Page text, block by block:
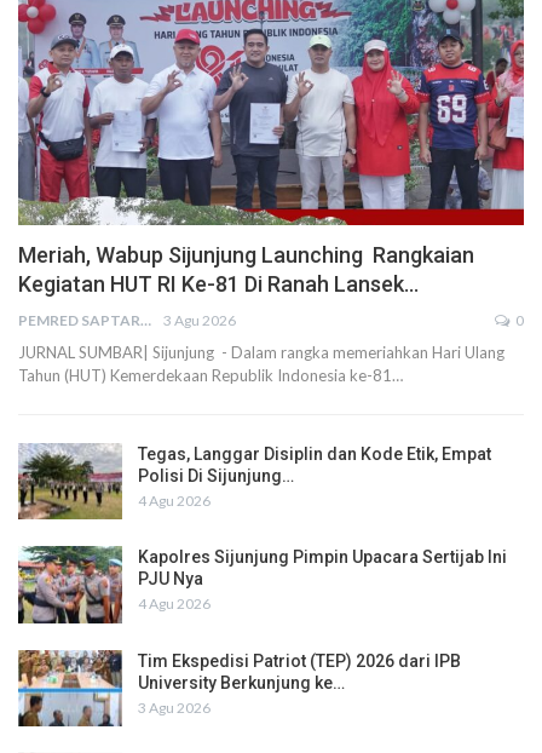
Meriah, Wabup Sijunjung Launching Rangkaian
Kegiatan HUT RI Ke-81 Di Ranah Lansek…
PEMRED SAPTARIUS 3 Agu 2026 0
JURNAL SUMBAR| Sijunjung - Dalam rangka memeriahkan Hari Ulang
Tahun (HUT) Kemerdekaan Republik Indonesia ke-81…
Tegas, Langgar Disiplin dan Kode Etik, Empat
Polisi Di Sijunjung…
4 Agu 2026
Kapolres Sijunjung Pimpin Upacara Sertijab Ini
PJU Nya
4 Agu 2026
Tim Ekspedisi Patriot (TEP) 2026 dari IPB
University Berkunjung ke…
3 Agu 2026